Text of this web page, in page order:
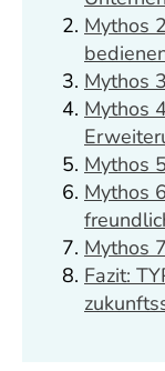
Mythos
Mythos
Mythos
Mythos
Mythos
Mythos
Fazit: